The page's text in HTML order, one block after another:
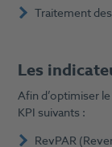
Traitement
Les
Afin d’optimiser
KPI suivants :
RevPAR